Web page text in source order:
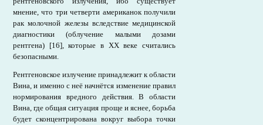
мнение, что три четверти американок получили
рак молочной железы вследствие медицинской
диагностики (облучение малыми дозами
рентгена) [16], которые в ХХ веке считались
безопасными.
Рентгеновское излучение принадлежит к области
Вина, и именно с неё начнётся изменение правил
нормирования вредного действия. В области
Вина, где общая ситуация проще и яснее, борьба
будет сконцентрирована вокруг выбора точки